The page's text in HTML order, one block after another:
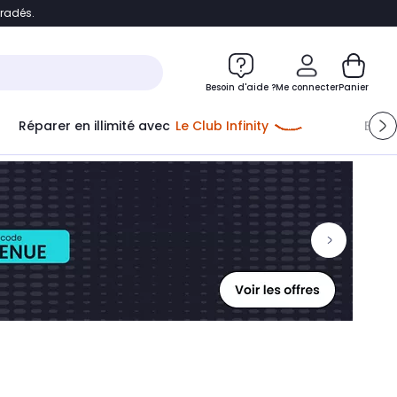
Besoin d'aide ?Me connecter
Me connecter
Nouveau clientCréer mon compte
ou me connecter avec
Panier
Réparer en illimité avec Le Club Infinity